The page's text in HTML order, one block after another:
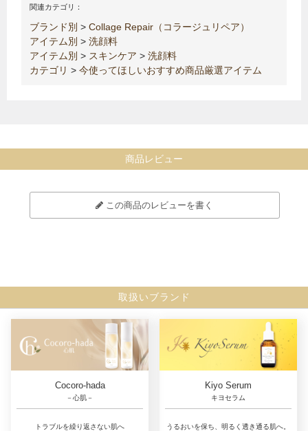
関連カテゴリ：
ブランド別 > Collage Repair（コラージュリペア）
アイテム別 > 洗顔料
アイテム別 > スキンケア > 洗顔料
カテゴリ > 今使ってほしいおすすめ商品厳選アイテム
商品レビュー
この商品のレビューを書く
取扱いブランド
Cocoro-hada
－心肌－
トラブルを繰り返さない肌へ
Kiyo Serum
キヨセラム
うるおいを保ち、明るく透き通る肌へ。